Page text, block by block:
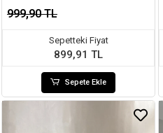
999,90 TL
Sepetteki Fiyat
899,91 TL
Sepete Ekle